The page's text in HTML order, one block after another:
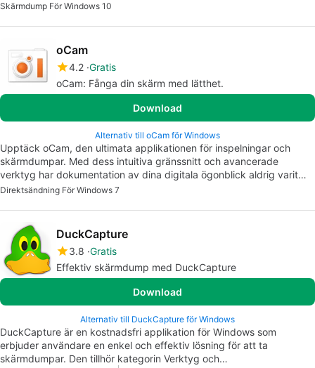
Skärmdump För Windows 10
oCam
4.2 Gratis
oCam: Fånga din skärm med lätthet.
Download
Alternativ till oCam för Windows
Upptäck oCam, den ultimata applikationen för inspelningar och
skärmdumpar. Med dess intuitiva gränssnitt och avancerade
verktyg har dokumentation av dina digitala ögonblick aldrig varit…
Direktsändning För Windows 7
DuckCapture
3.8 Gratis
Effektiv skärmdump med DuckCapture
Download
Alternativ till DuckCapture för Windows
DuckCapture är en kostnadsfri applikation för Windows som
erbjuder användare en enkel och effektiv lösning för att ta
skärmdumpar. Den tillhör kategorin Verktyg och…